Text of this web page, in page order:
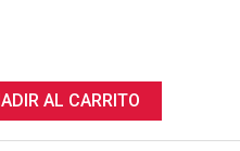
AL CARRITO